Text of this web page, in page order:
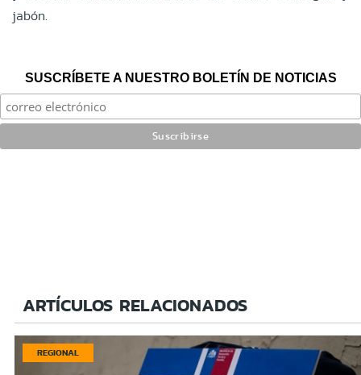
jabón.
SUSCRÍBETE A NUESTRO BOLETÍN DE NOTICIAS
ARTÍCULOS RELACIONADOS
REGIONAL